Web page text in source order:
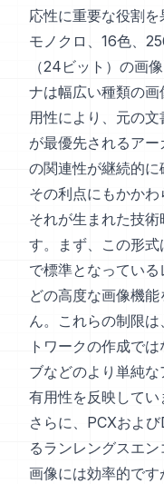
応性に重要な役割を
モノクロ、16色、
（24ビット）の画
ナは幅広い種類の
用性により、元の
が最優先されるア
の関連性が継続的に
その利点にもかか
それが生まれた技
す。まず、この形
で標準となってい
どの高度な画像機
ん。これらの制限
トワークの作成で
ブなどのより単純
有用性を反映してい
さらに、PCXおよ
るランレングスエ
画像には効率的で